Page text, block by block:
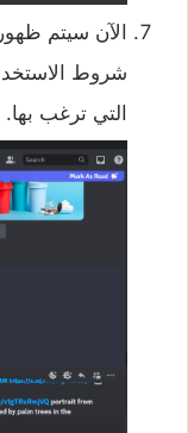
الآن سيتم
شروط
التي ترغب بها.